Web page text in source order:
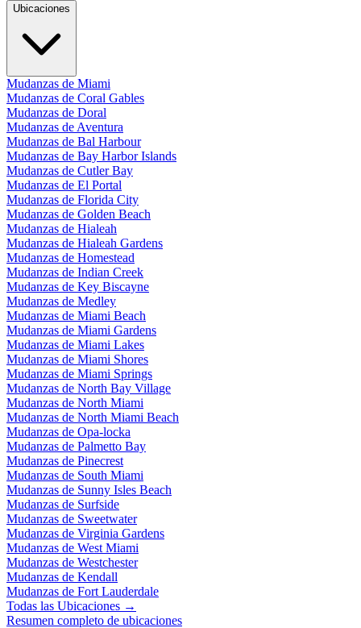
Ubicaciones
Mudanzas de Miami
Mudanzas de Coral Gables
Mudanzas de Doral
Mudanzas de Aventura
Mudanzas de Bal Harbour
Mudanzas de Bay Harbor Islands
Mudanzas de Cutler Bay
Mudanzas de El Portal
Mudanzas de Florida City
Mudanzas de Golden Beach
Mudanzas de Hialeah
Mudanzas de Hialeah Gardens
Mudanzas de Homestead
Mudanzas de Indian Creek
Mudanzas de Key Biscayne
Mudanzas de Medley
Mudanzas de Miami Beach
Mudanzas de Miami Gardens
Mudanzas de Miami Lakes
Mudanzas de Miami Shores
Mudanzas de Miami Springs
Mudanzas de North Bay Village
Mudanzas de North Miami
Mudanzas de North Miami Beach
Mudanzas de Opa-locka
Mudanzas de Palmetto Bay
Mudanzas de Pinecrest
Mudanzas de South Miami
Mudanzas de Sunny Isles Beach
Mudanzas de Surfside
Mudanzas de Sweetwater
Mudanzas de Virginia Gardens
Mudanzas de West Miami
Mudanzas de Westchester
Mudanzas de Kendall
Mudanzas de Fort Lauderdale
Todas las Ubicaciones →
Resumen completo de ubicaciones